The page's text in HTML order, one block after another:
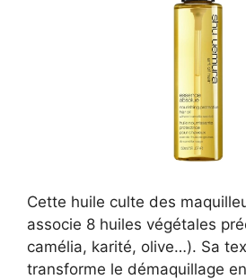
Cette huile culte des
associe 8 huiles végétales
camélia, karité, olive…). Sa
transforme le démaquillage